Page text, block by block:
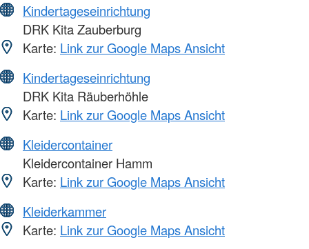
Kindertageseinrichtung
DRK Kita Zauberburg
Karte: Link zur Google Maps Ansicht
Kindertageseinrichtung
DRK Kita Räuberhöhle
Karte: Link zur Google Maps Ansicht
Kleidercontainer
Kleidercontainer Hamm
Karte: Link zur Google Maps Ansicht
Kleiderkammer
Karte: Link zur Google Maps Ansicht